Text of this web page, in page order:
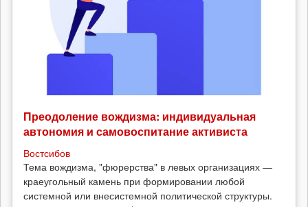
Преодоление вождизма: индивидуальная
автономия и самовоспитание активиста
Востсибов
Тема вождизма, "фюрерства" в левых организациях —
краеугольный камень при формировании любой
системной или внесистемной политической структуры.